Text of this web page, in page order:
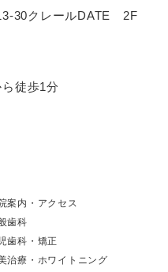
30クレールDATE 2F
徒歩1分
案内・アクセス
歯科
歯科・矯正
治療・ホワイトニング